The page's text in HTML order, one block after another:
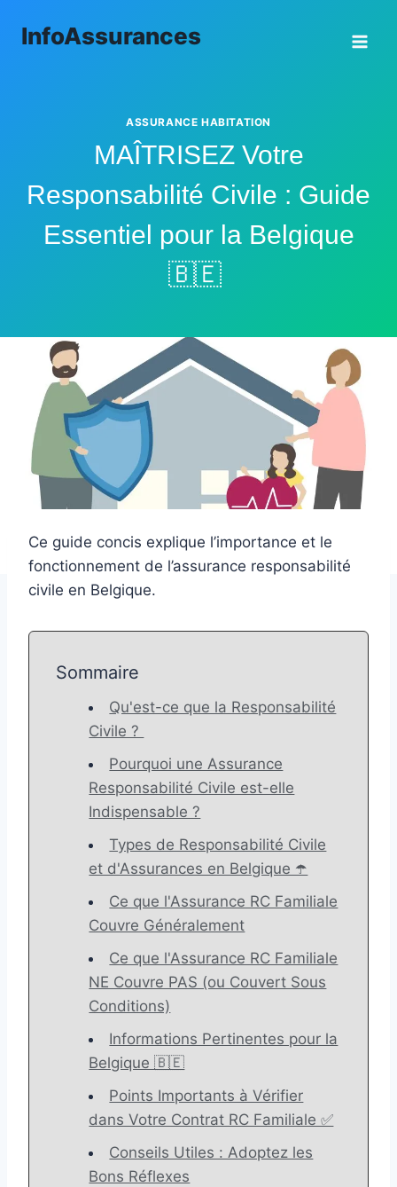
InfoAssurances
ASSURANCE HABITATION
MAÎTRISEZ Votre
Responsabilité Civile : Guide
Essentiel pour la Belgique
🇧🇪 ️
Ce guide concis explique l’importance et le
fonctionnement de l’assurance responsabilité
civile en Belgique.
Sommaire
Qu'est-ce que la Responsabilité
Civile ? ️
Pourquoi une Assurance
Responsabilité Civile est-elle
Indispensable ?
Types de Responsabilité Civile
et d'Assurances en Belgique ☂️
Ce que l'Assurance RC Familiale
Couvre Généralement
Ce que l'Assurance RC Familiale
NE Couvre PAS (ou Couvert Sous
Conditions)
Informations Pertinentes pour la
Belgique 🇧🇪
Points Importants à Vérifier
dans Votre Contrat RC Familiale ✅
Conseils Utiles : Adoptez les
Bons Réflexes